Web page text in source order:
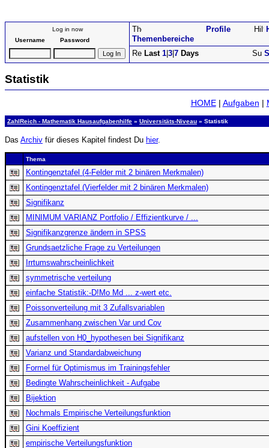
Log in now
Username
Password Themenbereiche
Profile
Last 1 3 7 Days
Statistik
HOME| Aufgaben |
ZahlReich - Mathematik Hausaufgabenhilfe » Universitäts-Niveau » Statistik
Das Archiv für dieses Kapitel findest Du hier.
Thema
Kontingenztafel (4-Felder mit 2 binären Merkmalen)
Kontingenztafel (Vierfelder mit 2 binären Merkmalen)
Signifikanz
MINIMUM VARIANZ Portfolio / Effizientkurve / ...
Signifikanzgrenze ändern in SPSS
Grundsaetzliche Frage zu Verteilungen
Irrtumswahrscheinlichkeit
symmetrische verteilung
einfache Statistik:-D!Mo Md ... z-wert etc.
Poissonverteilung mit 3 Zufallsvariablen
Zusammenhang zwischen Var und Cov
aufstellen von H0_hypothesen bei Signifikanz
Varianz und Standardabweichung
Formel für Optimismus im Trainingsfehler
Bedingte Wahrscheinlichkeit - Aufgabe
Bijektion
Nochmals Empirische Verteilungsfunktion
Gini Koeffizient
empirische Verteilungsfunktion